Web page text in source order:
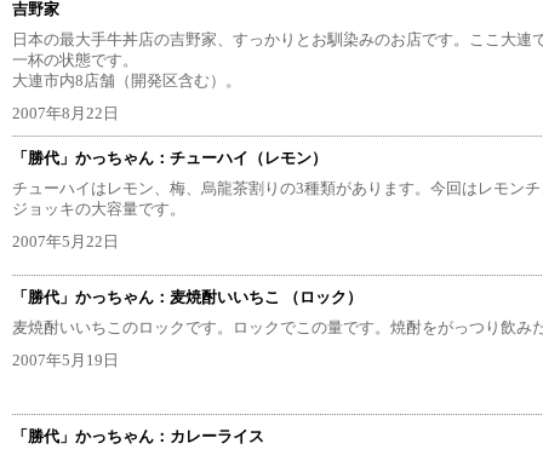
吉野家
日本の最大手牛丼店の吉野家、すっかりとお馴染みのお店です。ここ大連
一杯の状態です。
大連市内8店舗（開発区含む）。
2007年8月22日
「勝代」かっちゃん：チューハイ（レモン）
チューハイはレモン、梅、烏龍茶割りの3種類があります。今回はレモン
ジョッキの大容量です。
2007年5月22日
「勝代」かっちゃん：麦焼酎いいちこ （ロック）
麦焼酎いいちこのロックです。ロックでこの量です。焼酎をがっつり飲み
2007年5月19日
「勝代」かっちゃん：カレーライス